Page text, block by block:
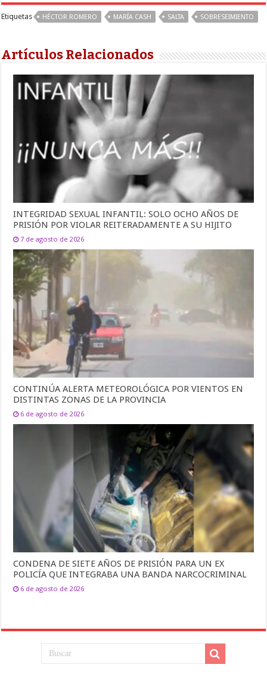
Etiquetas HÉCTOR ROMERO MARÍA CASH SALTA SOBRESEIMIENTO
Artículos Relacionados
INTEGRIDAD SEXUAL INFANTIL: SOLO OCHO AÑOS DE
PRISIÓN POR VIOLAR REITERADAMENTE A SU HIJITO
7 de agosto de 2026
CONTINÚA ALERTA METEOROLÓGICA POR VIENTOS EN
DISTINTAS ZONAS DE LA PROVINCIA
6 de agosto de 2026
CONDENA DE SIETE AÑOS DE PRISIÓN PARA UN EX
POLICÍA QUE INTEGRABA UNA BANDA NARCOCRIMINAL
6 de agosto de 2026